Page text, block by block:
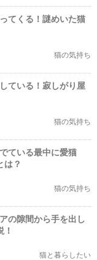
てくる！謎めいた猫
猫の気持ち
ている！寂しがり屋
猫の気持ち
ている最中に愛猫
は？
猫の気持ち
の隙間から手を出し
猫と暮らしたい